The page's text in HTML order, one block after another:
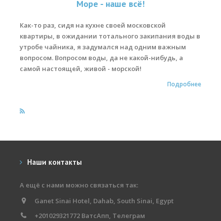
Наши Станции
Ветратория.Вьетнам
Ветратория Россия
Продажа оборудования
Система скидок
Море - наше всё!
Как-то раз, сидя на кухне своей московской
квартиры, в ожидании тотального закипания воды в
утробе чайника, я задумался над одним важным
вопросом. Вопросом воды, да не какой-нибудь, а
самой настоящей, живой - морской!
Подробнее
Наши контакты
А ещё с нами можно связаться так:
Ganet Sinai Hotel, Dahab, South Sinai, Egypt
+201029321772 ВатсАпп, Телеграм